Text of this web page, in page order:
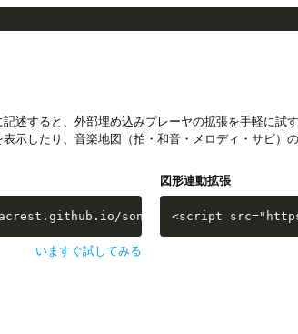
述すると、外部埋め込みプレーヤの拡張を手軽に試す
示したり、音楽地図（拍・和音・メロディ・サビ）
songle-widget-api-
いますぐ試してみる
図形連動拡張
<script